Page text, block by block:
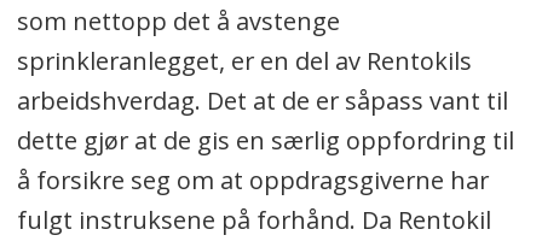
som nettopp det å avstenge
sprinkleranlegget, er en del av Rentokils
arbeidshverdag. Det at de er såpass vant til
dette gjør at de gis en særlig oppfordring til
å forsikre seg om at oppdragsgiverne har
fulgt instruksene på forhånd. Da Rentokil